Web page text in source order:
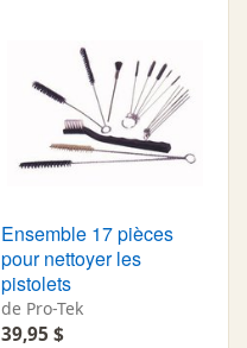
Ensemble 17 pièces
pour nettoyer les
pistolets
de Pro-Tek
39,95 $